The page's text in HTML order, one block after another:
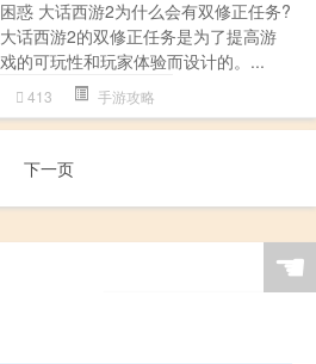
困惑 大话西游2为什么会有双修正任务?
大话西游2的双修正任务是为了提高游
戏的可玩性和玩家体验而设计的。...
413 手游攻略
下一页
☚